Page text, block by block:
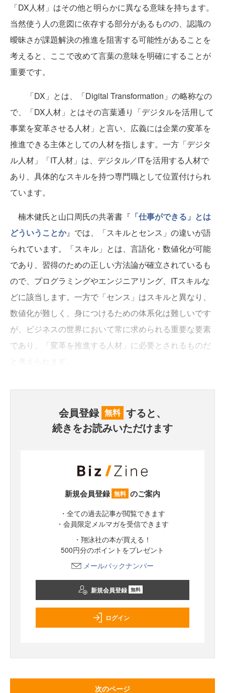
「DX人材」はその他と明らかに異なる意味を持ちます。
当然使う人の意図に依存する部分があるものの、認識の
曖昧さが課題解決の推進を阻害する可能性があることを
考えると、ここで改めて言葉の意味を明確にすることが
重要です。
「DX」とは、「Digital Transformation」の略称なの
で、「DX人材」とはその言葉通り「デジタルを活用して
事業を変革させる人材」と言い、広義には企業の変革を
推進できる主体としての人材を指します。一方「デジタ
ル人材」「IT人材」は、デジタル／ITを活用する人材で
あり、具体的なスキルを持つ専門職として位置付けられ
ています。
楠木健氏と山口周氏の共著書『 「仕事ができる」とは
どういうことか』では、「スキルとセンス」の違いが語
られています。「スキル」とは、言語化・数値化が可能
であり、習得のための正しい方法論が確立されているも
ので、プログラミングやエンジニアリング、ITスキルな
どに該当します。一方で「センス」はスキルと異なり、
数値化が難しく、身につけるための体系化は難しいです
が、ビジネスの世界において常に求められる重要な要素
であり、「変革を推進する人材」に必要とされるものだ
会員登録 無料 すると、
続きをお読みいただけます
新規会員登録 無料 のご案内
・全ての過去記事が閲覧できます
・会員限定メルマガを受信できます
・翔泳社の本が買える！
500円分のポイントをプレゼント
メールバックナンバー
新規会員登録 無料
ログイン
次のページ